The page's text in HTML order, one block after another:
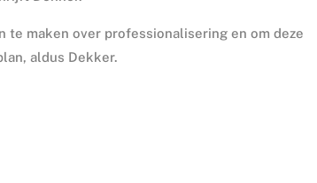
te maken over professionalisering en om deze
aldus Dekker.